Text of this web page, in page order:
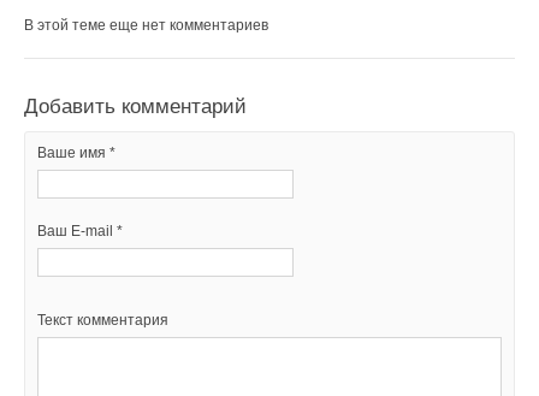
В этой теме еще нет комментариев
Добавить комментарий
Ваше имя *
Ваш E-mail *
Текст комментария